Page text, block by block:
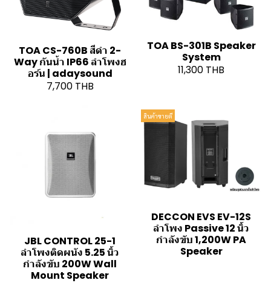
TOA CS-760B สีดำ 2-
Way กันน้ำ IP66 ลำโพงฮ
อร์น | adaysound
7,700 THB
TOA BS-301B Speaker
System
11,300 THB
JBL CONTROL 25-1
ลำโพงติดผนัง 5.25 นิ้ว
กำลังขับ 200W Wall
Mount Speaker
สินค้าขายดี
DECCON EVS EV-12S
ลำโพง Passive 12 นิ้ว
กำลังขับ 1,200W PA
Speaker